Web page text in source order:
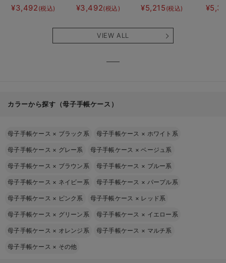
ト半袖ティアード
ネグリジェ マタ
¥3,492 (税込)
ト半袖フレアワン
ピース マタニテ
も長く使える】
¥3,492(税込)
にもなる授乳キャ
ミソール
¥5,215 (税込)
ェー
VIEW ALL
カラーから探す（母子手帳ケース）
母子手帳ケース × ブラック系 母子手帳ケース × ホワイト系
母子手帳ケース × グレー系 母子手帳ケース ×ベージュ系
母子手帳ケース × ブラウン系 母子手帳ケース × ブルー系
母子手帳ケース × ネイビー系 母子手帳ケース × パープル系
母子手帳ケース × ピンク系 母子手帳ケース × レッド系
母子手帳ケース × グリーン系 母子手帳ケース × イエロー系
母子手帳ケース × オレンジ系 母子手帳ケース × マルチ系
母子手帳ケース × その他